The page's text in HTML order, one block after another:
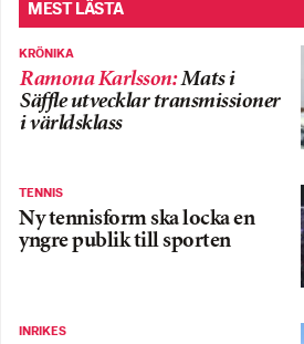
MEST LÄSTA
KRÖNIKA
Ramona Karlsson:Mats i
Säffle utvecklar transmissioner
i världsklass
TENNIS
Ny tennisform ska locka en
yngre publik till sporten
INRIKES